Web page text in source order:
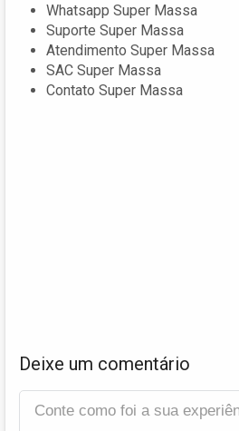
Whatsapp Super Massa
Suporte Super Massa
Atendimento Super Massa
SAC Super Massa
Contato Super Massa
Deixe um comentário